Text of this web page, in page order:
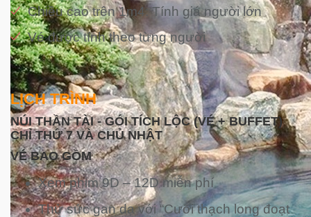
Chiều cao trên 1m4: Tính giá người lớn
Vé được tính theo từng người
LỊCH TRÌNH
NÚI THẦN TÀI - GÓI TÍCH LỘC (VÉ + BUFFET)
CHỈ THỨ 7 VÀ CHỦ NHẬT
VÉ BAO GỒM
Xem phim 9D – 12D miễn phí
Thử sức gan dạ với “Cưỡi thạch long đoạt